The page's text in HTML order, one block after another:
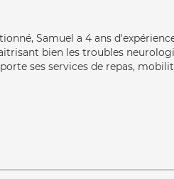
Samuel a 4 ans
bien les troubles
ses services de repas,